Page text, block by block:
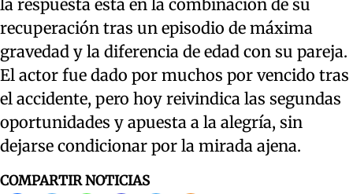
la respuesta está en la combinación de su
recuperación tras un episodio de máxima
gravedad y la diferencia de edad con su pareja.
El actor fue dado por muchos por vencido tras
el accidente, pero hoy reivindica las segundas
oportunidades y apuesta a la alegría, sin
dejarse condicionar por la mirada ajena.
COMPARTIR NOTICIAS